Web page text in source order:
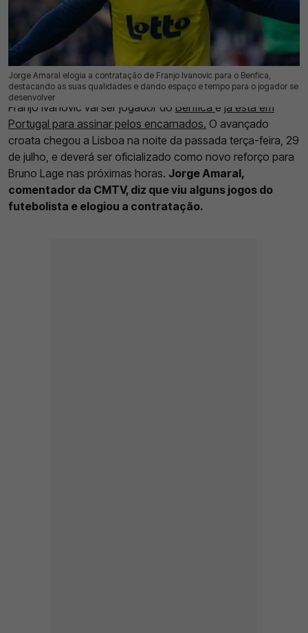
Jorge Amaral elogia a contratação de Franjo Ivanovic para o Benfica,
destacando as suas qualidades e dando espaço e tempo para o jogador se
desenvolver
30 Jul 2025 | 19:10 | 0
Franjo Ivanovic vai ser jogador do Benfica e já está em
Portugal para assinar pelos encarnados. O avançado
croata chegou a Lisboa na noite da passada terça-feira, 29
de julho, e deverá ser oficializado como novo reforço para
Bruno Lage nas próximas horas. Jorge Amaral,
comentador da CMTV, diz que viu alguns jogos do
futebolista e elogiou a contratação.